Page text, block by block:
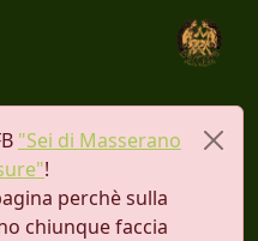
"Sei di Masserano
!
perchè sulla
chiunque faccia